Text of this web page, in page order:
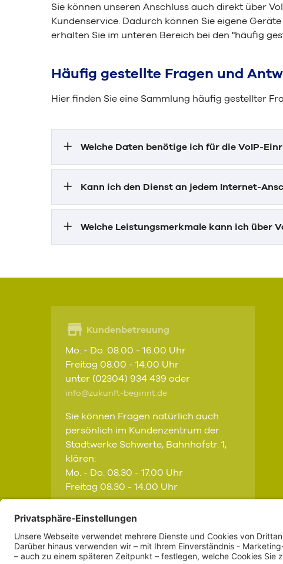
Sie können unseren Anschluss auch direkt über
Kundenservice. Dadurch können Sie eigene
erhalten Sie im unteren Bereich bei den "häufig
Häufig gestellte Fragen und
Hier finden Sie eine Sammlung häufig gestellter
Welche Daten benötige ich für die VoIP-
Kann ich den Dienst an jedem Internet-
Welche Leistungsmerkmale kann ich über
Kundenbetreuung
Mo. - Do. 08.00 - 16.00 Uhr
Freitag 08.00 - 14.00 Uhr
unter (02304) 934 439 oder
info@zukunft-beginnt.de
Sie können Fragen natürlich auch
persönlich im Kundenzentrum der
Stadtwerke Schwerte, Bahnhofstr. 1,
klären:
Mo. - Do. 08.30 - 17.00 Uhr
Freitag 08.30 - 14.00 Uhr